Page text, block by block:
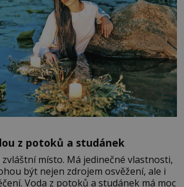
z potoků a studánek
zvláštní místo. Má jedinečné vlastnosti,
být nejen zdrojem osvěžení, ale i
Voda z potoků a studánek má moc